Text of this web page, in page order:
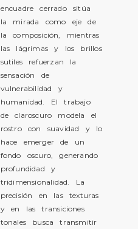
encuadre cerrado sitúa
la mirada como eje de
la composición, mientras
las lágrimas y los brillos
sutiles refuerzan la
sensación de
vulnerabilidad y
humanidad. El trabajo
de claroscuro modela el
rostro con suavidad y lo
hace emerger de un
fondo oscuro, generando
profundidad y
tridimensionalidad. La
precisión en las texturas
y en las transiciones
tonales busca transmitir